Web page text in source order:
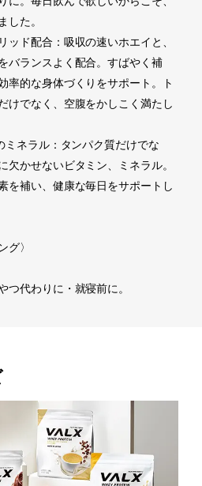
した。
ド配合：吸収の速いホエイと、
バランスよく配合。すばやく補
率的な身体づくりをサポート。ト
けでなく、空腹をかしこく満たし
ネラル：タンパク質だけでな
欠かせないビタミン、ミネラル。
を補い、健康な毎日をサポートし
グ〉
つ代わりに・就寝前に。